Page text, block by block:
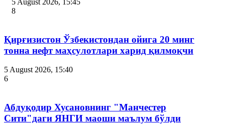
8
Қирғизистон Ўзбекистондан ойига 20 минг
тонна нефт маҳсулотлари харид қилмоқчи
5 August 2026, 15:40
6
Абдуқодир Хусановнинг "Манчестер
Сити"даги ЯНГИ маоши маълум бўлди